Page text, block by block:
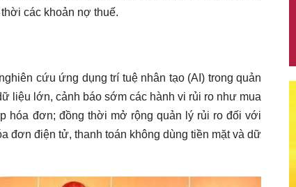
các khoản nợ thuế.
cứu ứng dụng trí tuệ nhân tạo (AI) trong quản
liệu lớn, cảnh báo sớm các hành vi rủi ro như mua
hóa đơn; đồng thời mở rộng quản lý rủi ro đối với
đơn điện tử, thanh toán không dùng tiền mặt và dữ